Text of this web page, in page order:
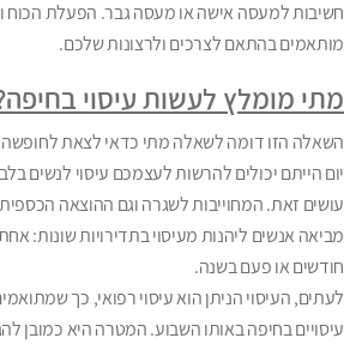
חשיבות למעסה אישה או מעסה גבר. הפעלת הכוח
מותאמים בהתאם לצרכים ולרצונות שלכם.
מתי מומלץ לעשות עיסוי
השאלה הזו דומה לשאלה מתי כדאי לצאת לחופשה.
יום הייתם יכולים להרשות לעצמכם עיסוי לנשים
עושים זאת. המחוייבות לשגרה וגם ההוצאה הכספית
מביאה אנשים ליהנות מעיסוי בתדירויות שונות:
חודשים או פעם בשנה.
לעתים, העיסוי הניתן הוא עיסוי רפואי, כך
עיסויים בחיפה באותו השבוע. המטרה היא כמובן